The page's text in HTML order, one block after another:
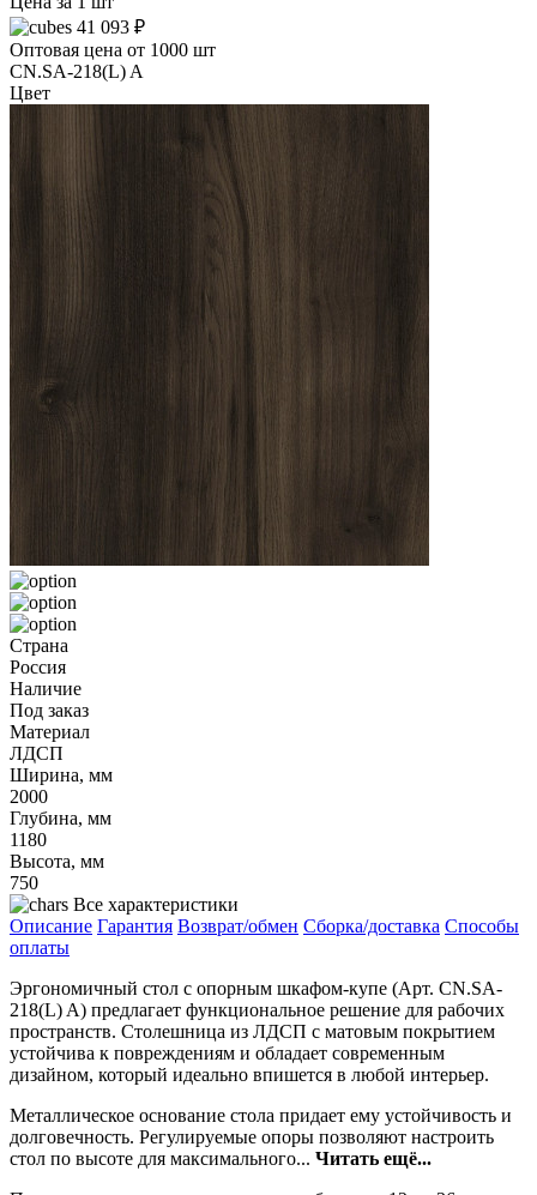
41 093 ₽
Оптовая цена от 1000 шт
CN.SA-218(L) A
Цвет
Страна
Россия
Наличие
Под заказ
Материал
ЛДСП
Ширина, мм
2000
Глубина, мм
1180
Высота, мм
750
Все характеристики
Описание Гарантия Возврат/обмен Сборка/доставка Способы
оплаты
Эргономичный стол с опорным шкафом-купе (Арт. CN.SA-
218(L) A) предлагает функциональное решение для рабочих
пространств. Столешница из ЛДСП с матовым покрытием
устойчива к повреждениям и обладает современным
дизайном, который идеально впишется в любой интерьер.
Металлическое основание стола придает ему устойчивость и
долговечность. Регулируемые опоры позволяют настроить
стол по высоте для максимального... Читать ещё...